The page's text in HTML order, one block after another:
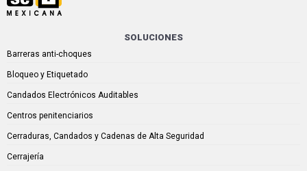
SOLUCIONES
Barreras anti-choques
Bloqueo y Etiquetado
Candados Electrónicos Auditables
Centros penitenciarios
Cerraduras, Candados y Cadenas de Alta Seguridad
Cerrajería